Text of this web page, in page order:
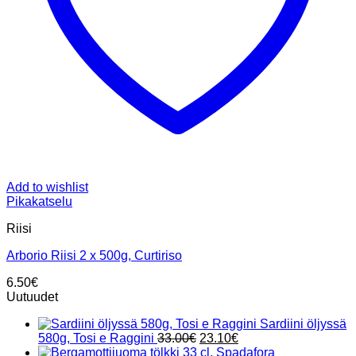
Add to wishlist
Pikakatselu
Riisi
Arborio Riisi 2 x 500g, Curtiriso
6.50€
Uutuudet
Sardiini öljyssä
580g, Tosi e Raggini 33.00€ Alkuperäinen
hinta
23.10€Nykyinen
hinta